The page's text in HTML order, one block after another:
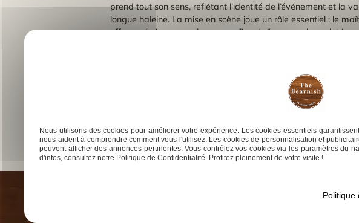
prend tout son sens, reflétant l’identité de l’événement et la
longue haleine. La mise en scène joue un rôle essentiel : le
offre un écrin ou un ruban, un collier chaîne ou un bracelet
simple objet en un moment inoubliable, à l’instar d’un bijou
Le trophée ou la coupe personnalisée dédiée au vainqueur
l’événement par des photographies, créant des souvenirs
unique : gravure du prénom, de la date, de la spécialité
grand modèle de médaille à graver ou petite plaque
l’engagement des organisateurs à offrir un cadeau original,
chaque participant peut porter fièrement sa médaille
Previous: Personnalisez votre décoration avec un objet bois gravé
Nous utilisons des cookies pour améliorer votre expérience. Les cookies essentiels
nous aident à comprendre comment vous l'utilisez. Les cookies de personnalisation et
peuvent afficher des annonces pertinentes. Vous contrôlez vos cookies via les paramètres du
d'infos, consultez notre Politique de Confidentialité. Profitez pleinement de votre visite !
Politique